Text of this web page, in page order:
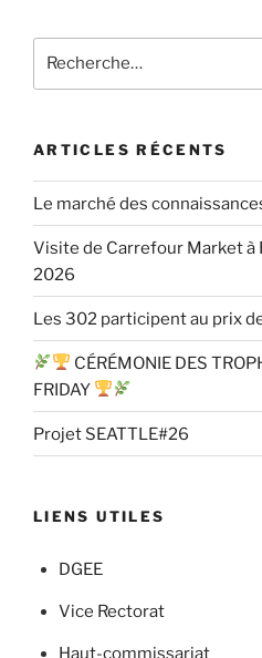
pour
ARTICLES RÉCENTS
Le marché des
Visite de Carrefour Market à
2026
Les 302 participent au prix
CÉRÉMONIE DES
FRIDAY
Projet SEATTLE#26
LIENS UTILES
DGEE
Vice Rectorat
Haut-commissariat